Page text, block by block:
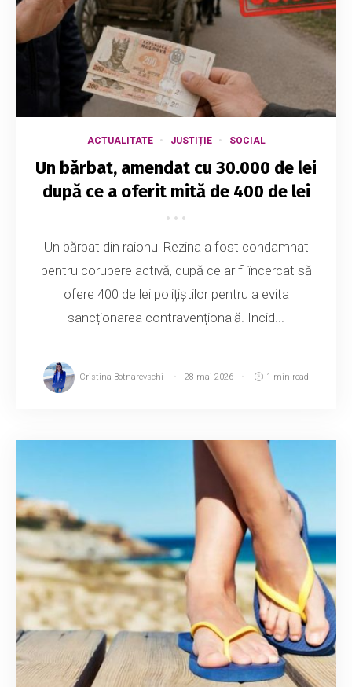
ACTUALITATE JUSTIȚIE SOCIAL
Un bărbat, amendat cu 30.000 de lei
după ce a oferit mită de 400 de lei
Un bărbat din raionul Rezina a fost condamnat
pentru corupere activă, după ce ar fi încercat să
ofere 400 de lei polițiștilor pentru a evita
sancționarea contravențională. Incid...
Cristina Botnarevschi 28 mai 2026 1 min read